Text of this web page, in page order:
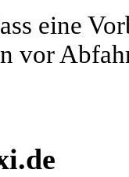
eine
vor